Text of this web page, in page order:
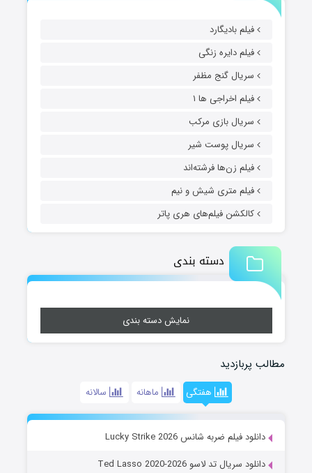
فیلم بادیگارد
فیلم دایره زنگی
سریال گنج مظفر
فیلم اخراجی ها ۱
سریال بازی مرکب
سریال پوست شیر
فیلم زن‌ها فرشته‌اند
فیلم متری شیش و نیم
کالکشن فیلم‌های هری پاتر
دسته بندی
نمایش دسته بندی
مطالب پربازدید
هفتگی ماهانه سالانه
دانلود فیلم ضربه شانس Lucky Strike 2026
دانلود سریال تد لاسو Ted Lasso 2020-2026